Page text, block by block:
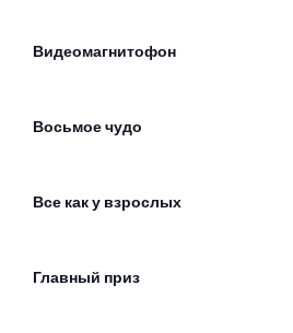
Видеомагнитофон
Восьмое чудо
Все как у взрослых
Главный приз